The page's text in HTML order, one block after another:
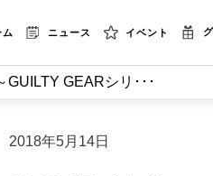
ニュース イベント
GUILTY GEARシリ･･･
2018年5月14日